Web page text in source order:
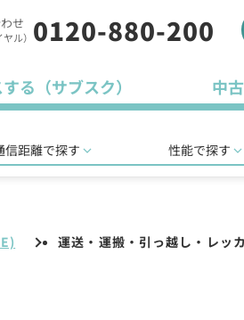
せ
ル） 0120-880-200
る（サブスク） 中
信距離で探す 性能で探す
運送・運搬・引っ越し・レッ